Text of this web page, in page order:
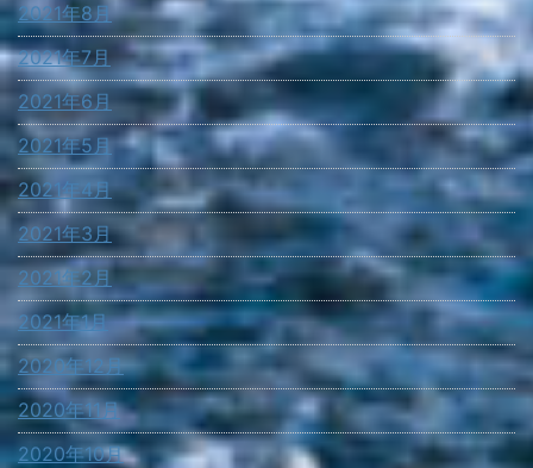
2021年8月
2021年7月
2021年6月
2021年5月
2021年4月
2021年3月
2021年2月
2021年1月
2020年12月
2020年11月
2020年10月